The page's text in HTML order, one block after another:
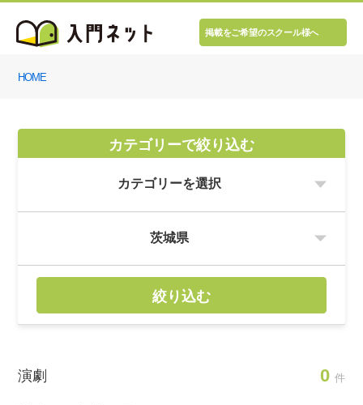
掲載をご希望のスクール様へ
HOME
カテゴリーで絞り込む
絞り込む
演劇 0 件